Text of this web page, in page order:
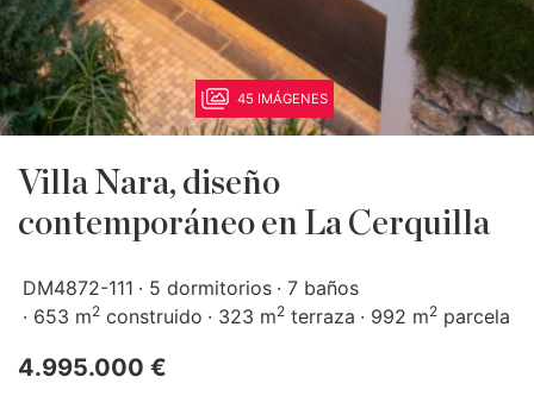
45 IMÁGENES
Villa Nara, diseño
contemporáneo en La Cerquilla
DM4872-111 5 dormitorios
7 baños
653 m2 construido 323 m2 terraza 992 m2 parcela
4.995.000 €